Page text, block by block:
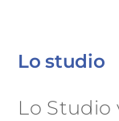
Lo studio
Lo Studio